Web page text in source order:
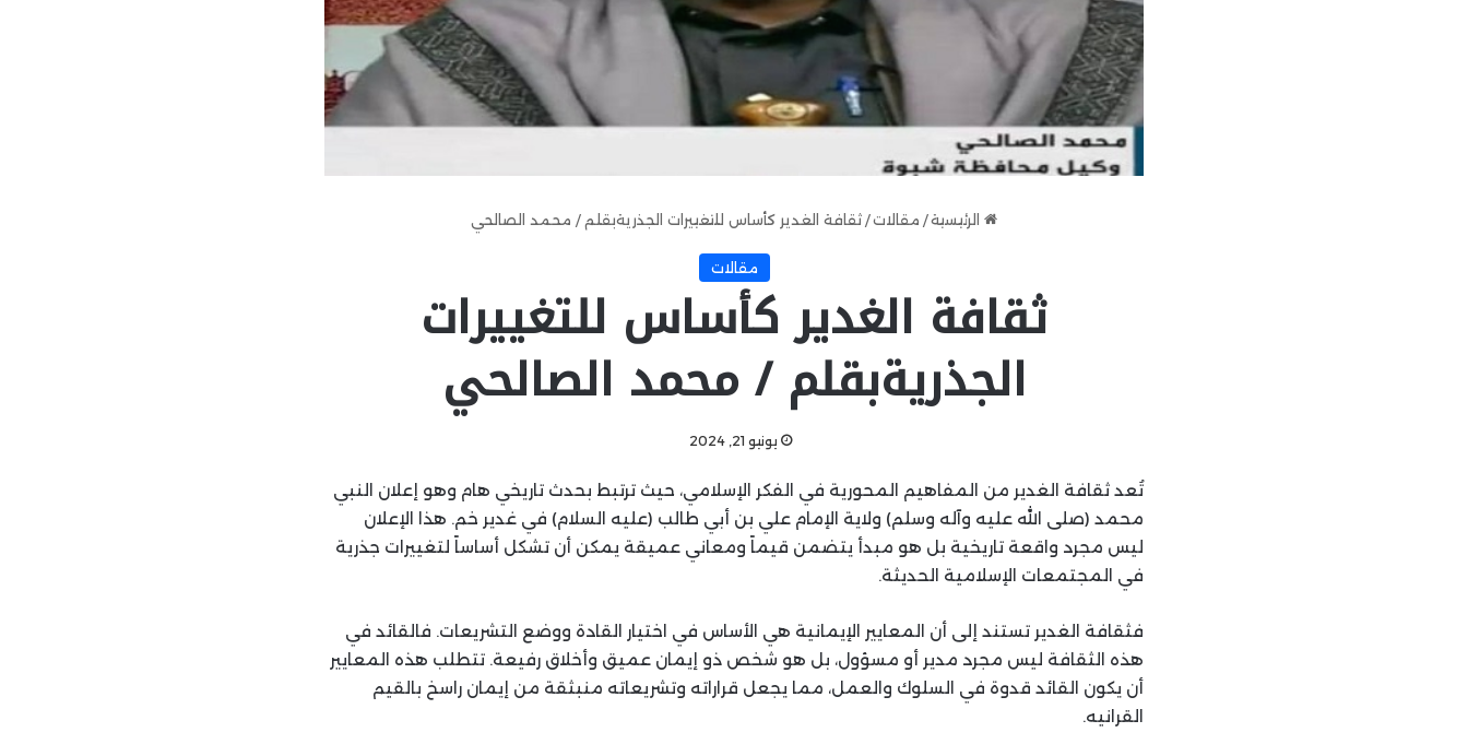
الرئيسية/ مقالات/ ثقافة الغدير كأساس للتغييرات الجذريةبقلم / محمد الصالحي
مقالات
ثقافة الغدير كأساس للتغييرات
الجذريةبقلم / محمد الصالحي
يونيو 21, 2024
تُعد ثقافة الغدير من المفاهيم المحورية في الفكر الإسلامي، حيث ترتبط بحدث تاريخي هام وهو إعلان النبي
محمد (صلى الله عليه وآله وسلم) ولاية الإمام علي بن أبي طالب (عليه السلام) في غدير خم. هذا الإعلان
ليس مجرد واقعة تاريخية بل هو مبدأ يتضمن قيماً ومعاني عميقة يمكن أن تشكل أساساً لتغييرات جذرية
في المجتمعات الإسلامية الحديثة.
فثقافة الغدير تستند إلى أن المعايير الإيمانية هي الأساس في اختيار القادة ووضع التشريعات. فالقائد في
هذه الثقافة ليس مجرد مدير أو مسؤول، بل هو شخص ذو إيمان عميق وأخلاق رفيعة. تتطلب هذه المعايير
أن يكون القائد قدوة في السلوك والعمل، مما يجعل قراراته وتشريعاته منبثقة من إيمان راسخ بالقيم
القرانيه.